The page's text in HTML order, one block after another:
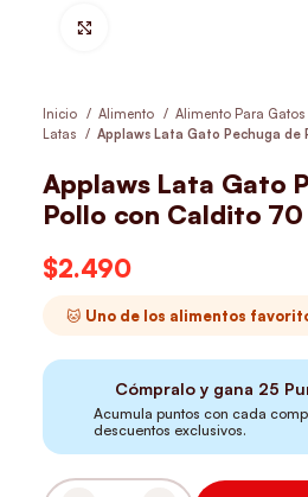
Inicio Alimento Alimento Para Gatos
Latas
Applaws Lata Gato Pechuga
Applaws Lata Gato
Pollo con Caldito
$2.490
🐱 Uno de los alimentos
Cómpralo y gana 25
Acumula puntos con cada
descuentos exclusivos.